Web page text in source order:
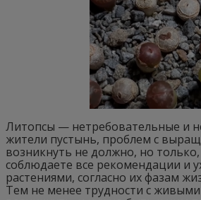
Литопсы — нетребовательные и
жители пустынь, проблем с
возникнуть не должно, но
соблюдаете все рекомендации и
растениями, согласно их фазам
Тем не менее трудности с